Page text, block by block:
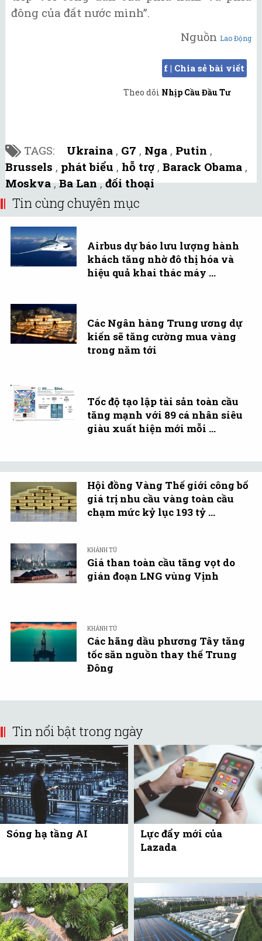
đông của đất nước mình”.
Nguồn Lao Động
f | Chia sẻ bài viết
Theo dõi Nhịp Cầu Đầu Tư
TAGS: Ukraina , G7 , Nga , Putin ,
Brussels , phát biểu , hỗ trợ , Barack Obama ,
Moskva,Ba Lan,đối thoại
Tin cùng chuyên mục
Airbus dự báo lưu lượng hành
khách tăng nhờ đô thị hóa và
hiệu quả khai thác máy ...
Các Ngân hàng Trung ương dự
kiến sẽ tăng cường mua vàng
trong năm tới
Tốc độ tạo lập tài sản toàn cầu
tăng mạnh với 89 cá nhân siêu
giàu xuất hiện mới mỗi ...
Hội đồng Vàng Thế giới công bố
giá trị nhu cầu vàng toàn cầu
chạm mức kỷ lục 193 tỷ ...
KHÁNH TÚ
Giá than toàn cầu tăng vọt do
gián đoạn LNG vùng Vịnh
KHÁNH TÚ
Các hãng dầu phương Tây tăng
tốc săn nguồn thay thế Trung
Đông
Tin nổi bật trong ngày
Sóng hạ tầng AI
Lực đẩy mới của
Lazada